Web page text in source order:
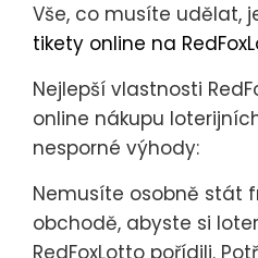
Vše, co musíte udělat,
tikety online na
Nejlepší vlastnosti
online nákupu
nesporné výhody:
Nemusíte osobně stát
obchodě, abyste si
RedFoxLotto pořídili.